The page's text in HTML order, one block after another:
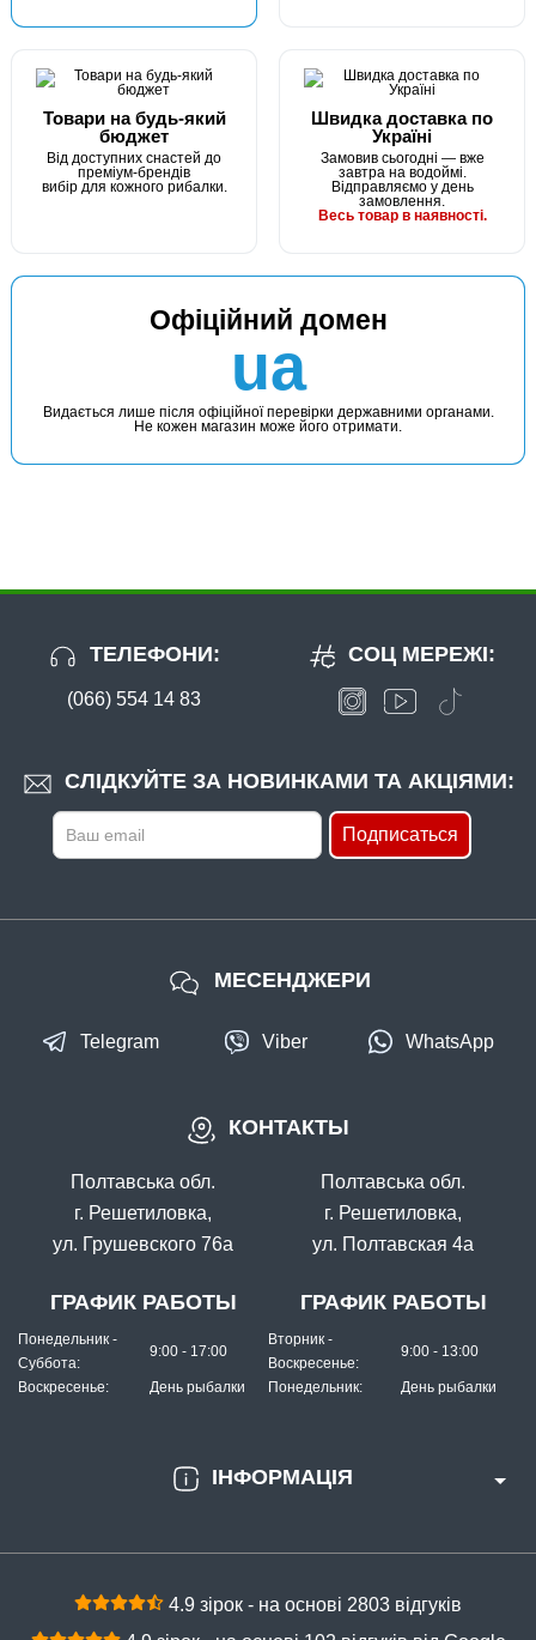
Товари на будь-який
бюджет
Від доступних снастей до
преміум-брендів
вибір для кожного рибалки.
Швидка доставка по
Україні
Замовив сьогодні — вже
завтра на водоймі.
Відправляємо у день
замовлення.
Весь товар в наявності.
Офіційний домен
ua
Видається лише після офіційної перевірки державними органами.
Не кожен магазин може його отримати.
ТЕЛЕФОНИ:
(066) 554 14 83
СЛІДКУЙТЕ ЗА НОВИНКАМИ ТА АКЦІЯМИ:
Подписаться
СОЦ МЕРЕЖІ:
ІНФОРМАЦІЯ
КОНТАКТЫ
Полтавська обл.
г. Решетиловка,
ул. Грушевского 76а
ГРАФИК РАБОТЫ
Понедельник -
Суббота:
9:00 - 17:00
Воскресенье: День рыбалки
Полтавська обл.
г. Решетиловка,
ул. Полтавская 4а
ГРАФИК РАБОТЫ
Вторник -
Воскресенье:
9:00 - 13:00
Понедельник: День рыбалки
МЕСЕНДЖЕРИ
Telegram Viber WhatsApp
4.9 зірок - на основі 2803 відгуків